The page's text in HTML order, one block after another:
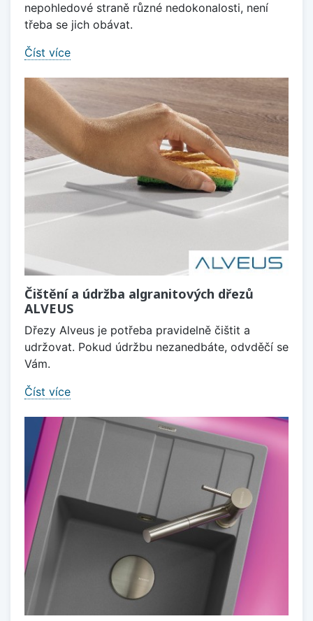
nepohledové straně různé nedokonalosti, není
třeba se jich obávat.
Číst více
Čištění a údržba algranitových dřezů
ALVEUS
Dřezy Alveus je potřeba pravidelně čištit a
udržovat. Pokud údržbu nezanedbáte, odvděčí se
Vám.
Číst více